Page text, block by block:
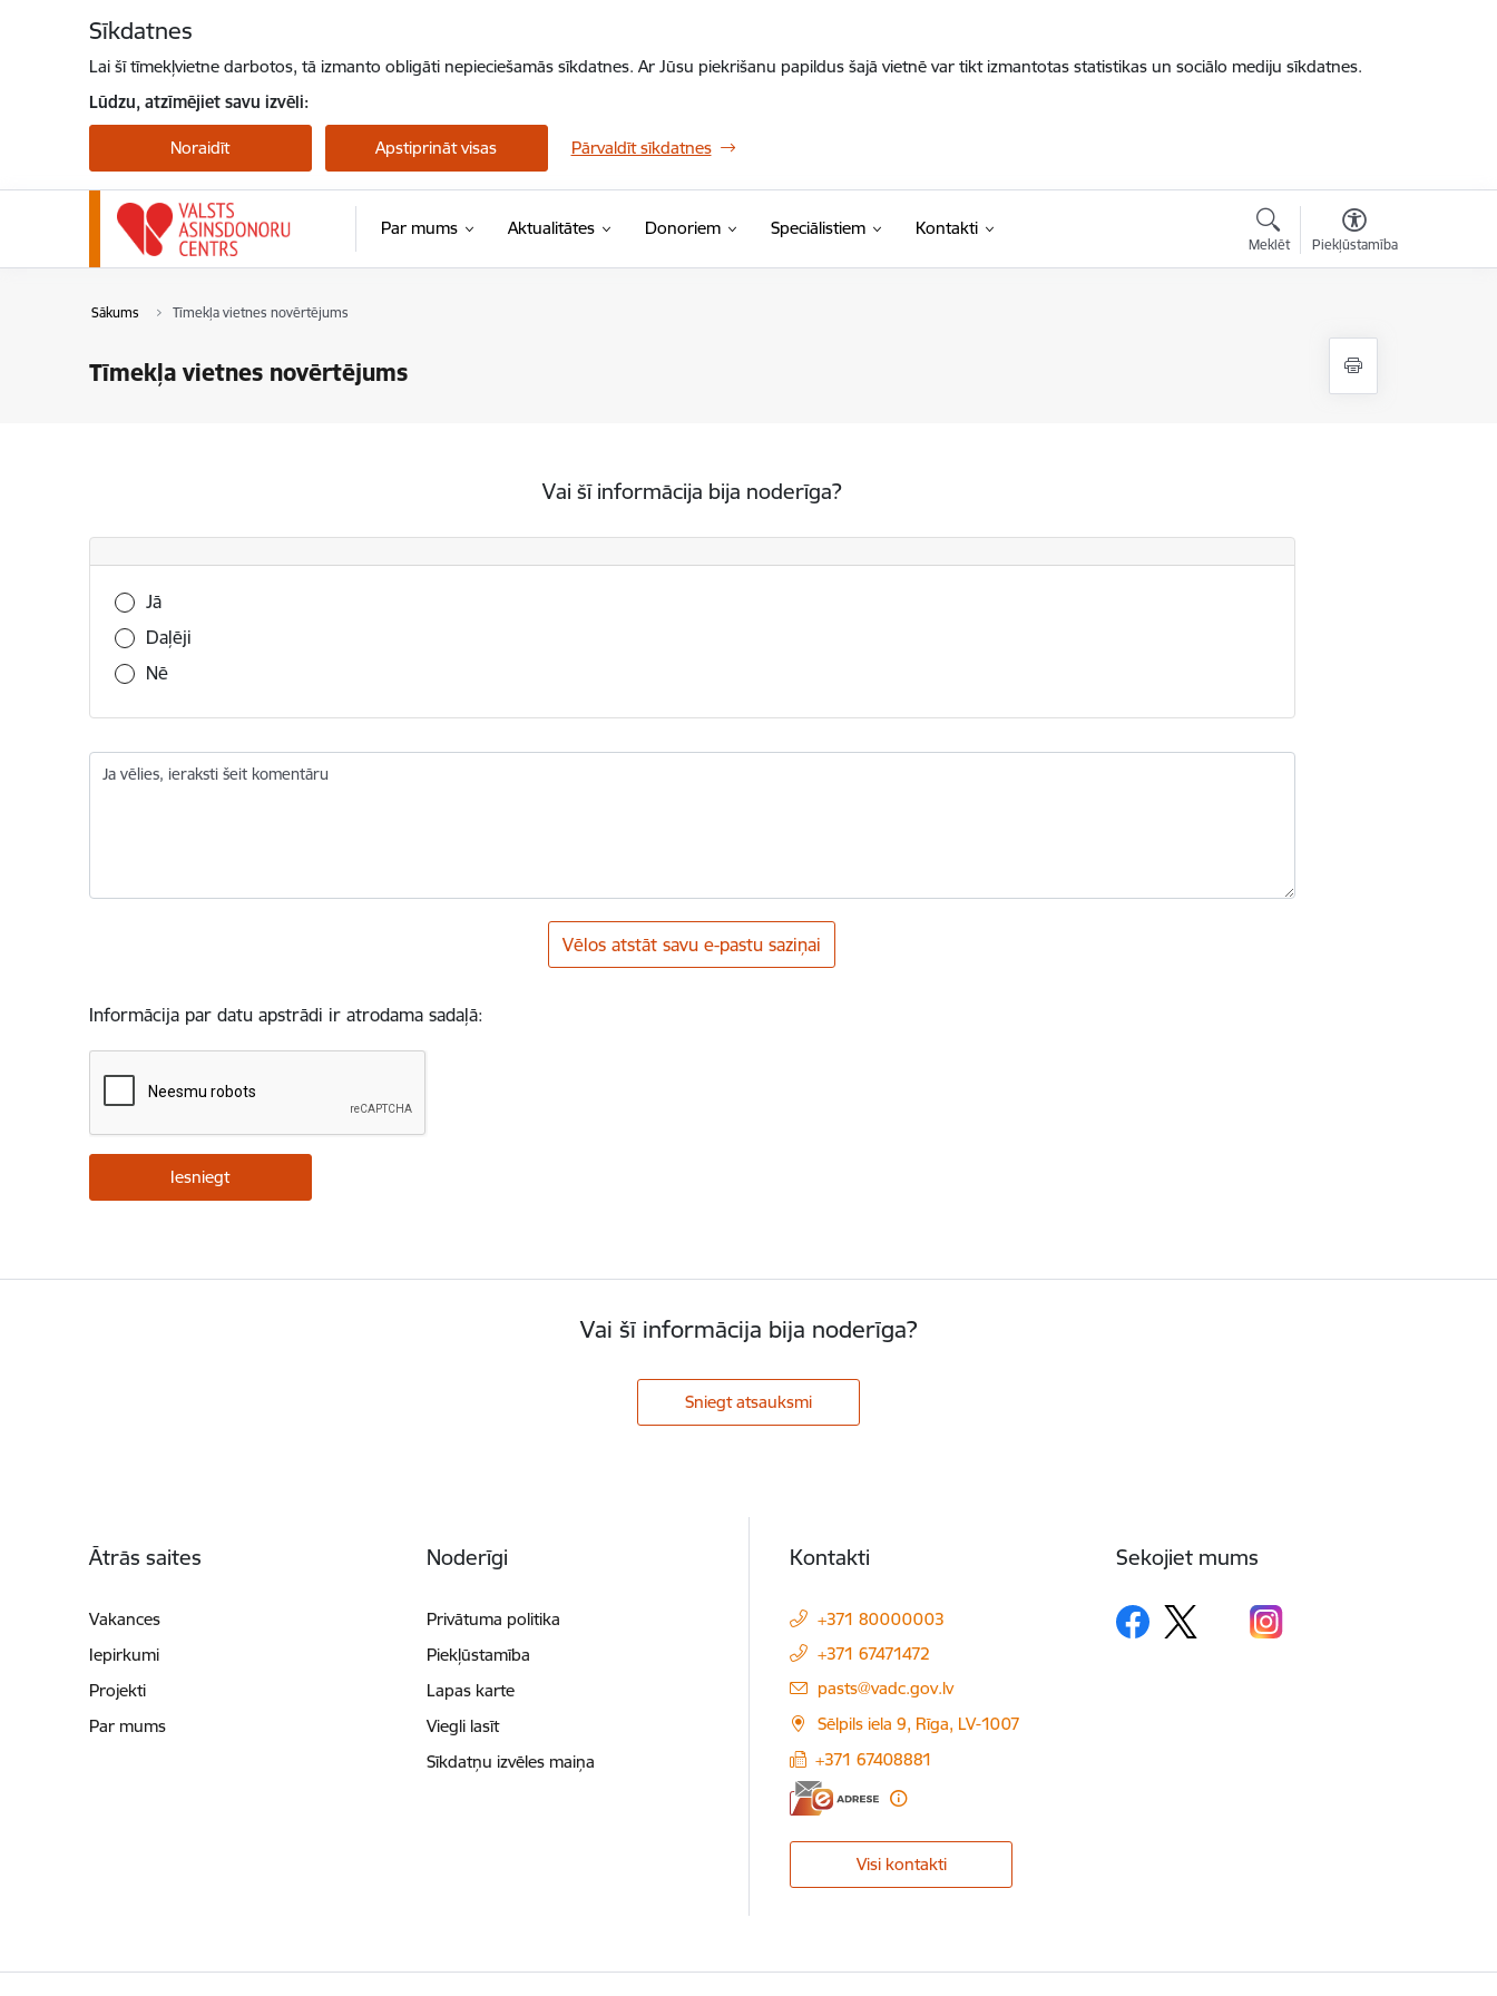
Sīkdatnes
Lai šī tīmekļvietne darbotos, tā izmanto obligāti nepieciešamās sīkdatnes. Ar Jūsu piekrišanu papildus šajā vietnē var tikt izmantotas statistikas un sociālo mediju sīkdatnes.
Lūdzu, atzīmējiet savu izvēli:
Noraidīt Apstiprināt visas Pārvaldīt sīkdatnes
Par mums Aktualitātes Donoriem Speciālistiem Kontakti
Meklēt Piekļūstamība
Sākums Tīmekļa vietnes novērtējums
Tīmekļa vietnes novērtējums
Vai šī informācija bija noderīga?
Vai šī informācija bija noderīga?
Jā
Daļēji
Nē
Ja vēlies, ieraksti šeit komentāru
Vēlos atstāt savu e-pastu saziņai
Informācija par datu apstrādi ir atrodama sadaļā:
Vai šī informācija bija noderīga?
Sniegt atsauksmi
Ātrās saites
Vakances
Iepirkumi
Projekti
Par mums
Noderīgi
Privātuma politika
Piekļūstamība
Lapas karte
Viegli lasīt
Sīkdatņu izvēles maiņa
Kontakti
+371 80000003
+371 67471472
E-pasts:
pasts@vadc.gov.lv
Sēlpils iela 9, Rīga, LV-1007
+371 67408881
Visi kontakti
Sekojiet mums